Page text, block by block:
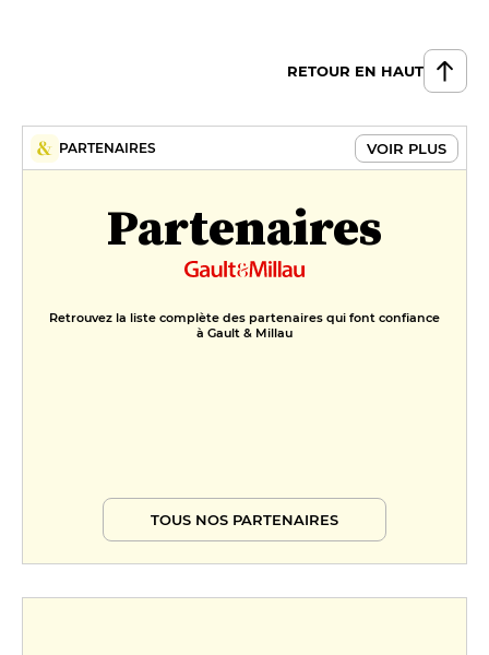
RETOUR EN HAUT
PARTENAIRES VOIR PLUS
Partenaires
Retrouvez la liste complète des partenaires qui font confiance
à Gault & Millau
TOUS NOS PARTENAIRES